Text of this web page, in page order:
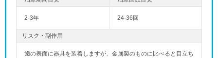
2-3年 24-36回
リスク・副作用
歯の表面に器具を装着しますが、金属製のものに比べると目立ち